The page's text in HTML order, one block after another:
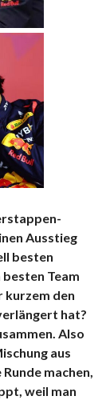
Ausstieg
besten
Team
den
hat?
Also
aus
machen,
weil man